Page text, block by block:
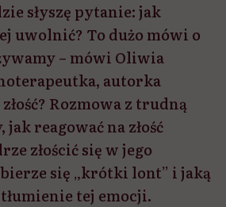
słyszę pytanie: jak
uwolnić? To dużo mówi o
– mówi Oliwia
autorka
Rozmowa z trudną
jak reagować na złość
złościć się w jego
się „krótki lont” i jaką
tej emocji.